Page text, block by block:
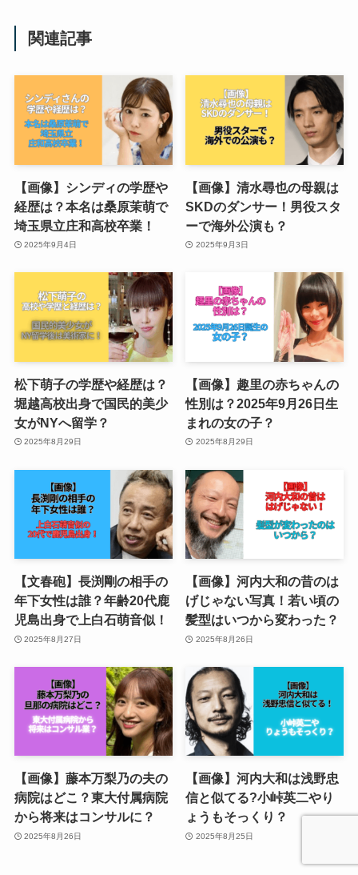
関連記事
【画像】シンディの学歴や
経歴は？本名は桑原茉萌で
埼玉県立庄和高校卒業！
2025年9月4日
【画像】清水尋也の母親は
SKDのダンサー！男役スタ
ーで海外公演も？
2025年9月3日
松下萌子の学歴や経歴は？
堀越高校出身で国民的美少
女がNYへ留学？
2025年8月29日
【画像】趣里の赤ちゃんの
性別は？2025年9月26日生
まれの女の子？
2025年8月29日
【文春砲】長渕剛の相手の
年下女性は誰？年齢20代鹿
児島出身で上白石萌音似！
2025年8月27日
【画像】河内大和の昔のは
げじゃない写真！若い頃の
髪型はいつから変わった？
2025年8月26日
【画像】藤本万梨乃の夫の
病院はどこ？東大付属病院
から将来はコンサルに？
2025年8月26日
【画像】河内大和は浅野忠
信と似てる?小峠英二やり
ょうもそっくり？
2025年8月25日